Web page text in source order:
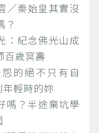
秦始皇其實沒
？
紀念佛光山成
百歲冥壽
的絕不只有自
輕時的妳
？半途棄坑學